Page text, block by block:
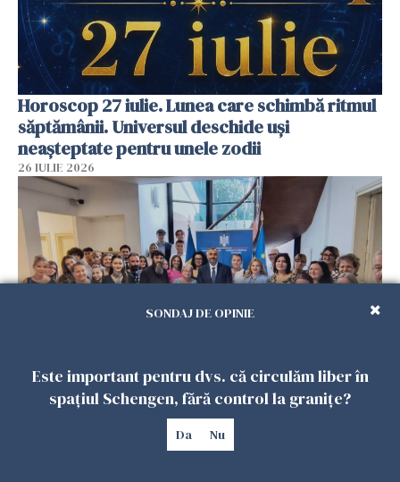
Horoscop 27 iulie. Lunea care schimbă ritmul
săptămânii. Universul deschide uși
neașteptate pentru unele zodii
26 IULIE 2026
Accidente, spitalizare sau alte urgențe?
Consulatul României la Roma promite
intervenții în doar 24 de ore
SONDAJ DE OPINIE
Este important pentru dvs. că circulăm liber în
spațiul Schengen, fără control la granițe?
Da Nu